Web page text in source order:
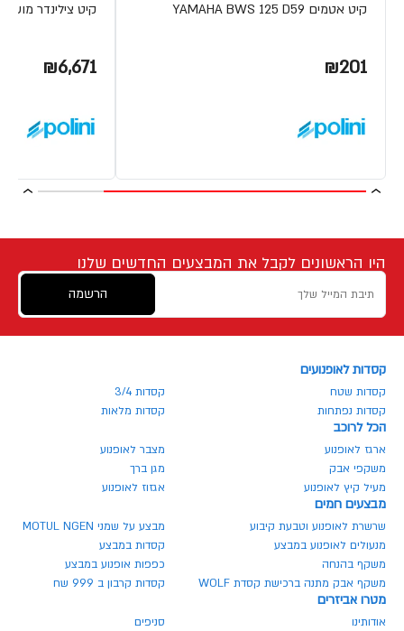
קיט אטמים YAMAHA BWS 125 D59
₪201
קיט צילינדר מוש.
₪6,671
היו הראשונים לקבל את המבצעים החדשים שלנו
הרשמה
קסדות לאופנועים
קסדות שטח
קסדות 3/4
קסדות נפתחות
קסדות מלאות
הכל לרוכב
ארגז לאופנוע
מצבר לאופנוע
משקפי אבק
מגן ברך
מעיל קיץ לאופנוע
אגזוז לאופנוע
מבצעים חמים
שרשרת לאופנוע וטבעת קיבוע
מבצע על שמני MOTUL NGEN
מנעולים לאופנוע במבצע
קסדות במבצע
משקף בהנחה
כפפות אופנוע במבצע
משקף אבק מתנה ברכישת קסדת WOLF
קסדות קרבון ב 999 שח
מטרו אביזרים
אודותינו סניפים